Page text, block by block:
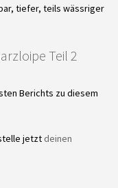
tiefer, teils wässriger
Teil 2
Berichts zu diesem
jetzt deinen